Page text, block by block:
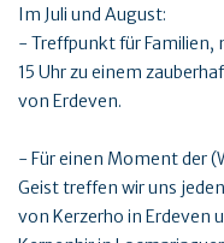
Im Juli und August:
- Treffpunkt für Familien,
15 Uhr zu einem
von Erdeven.
- Für einen Moment der
Geist treffen wir uns
von Kerzerho in Erdeven